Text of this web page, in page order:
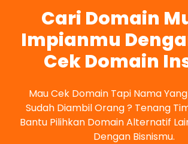
Cari Domain
Impianmu
Cek Domain
Mau Cek Domain Tapi Nama
Sudah Diambil Orang ? Tenang
Bantu Pilihkan Domain Alternatif
Dengan Bisnismu.